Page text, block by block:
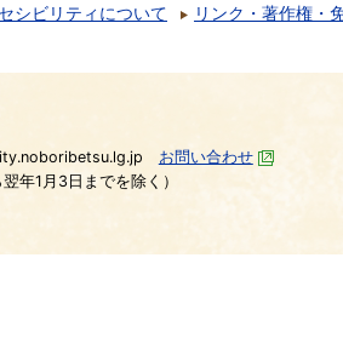
シビリティについて リンク・著作権・
お問い合わせ
年1月3日までを除く）